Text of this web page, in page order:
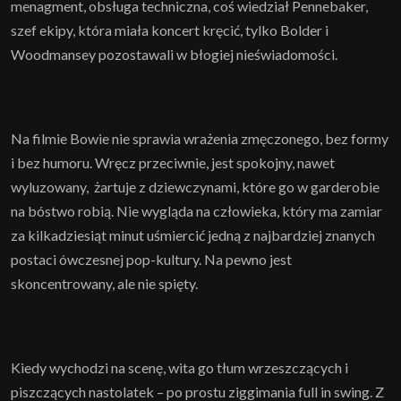
menagment, obsługa techniczna, coś wiedział Pennebaker,
szef ekipy, która miała koncert kręcić, tylko Bolder i
Woodmansey pozostawali w błogiej nieświadomości.
Na filmie Bowie nie sprawia wrażenia zmęczonego, bez formy
i bez humoru. Wręcz przeciwnie, jest spokojny, nawet
wyluzowany, żartuje z dziewczynami, które go w garderobie
na bóstwo robią. Nie wygląda na człowieka, który ma zamiar
za kilkadziesiąt minut uśmiercić jedną z najbardziej znanych
postaci ówczesnej pop-kultury. Na pewno jest
skoncentrowany, ale nie spięty.
Kiedy wychodzi na scenę, wita go tłum wrzeszczących i
piszczących nastolatek – po prostu ziggimania full in swing. Z